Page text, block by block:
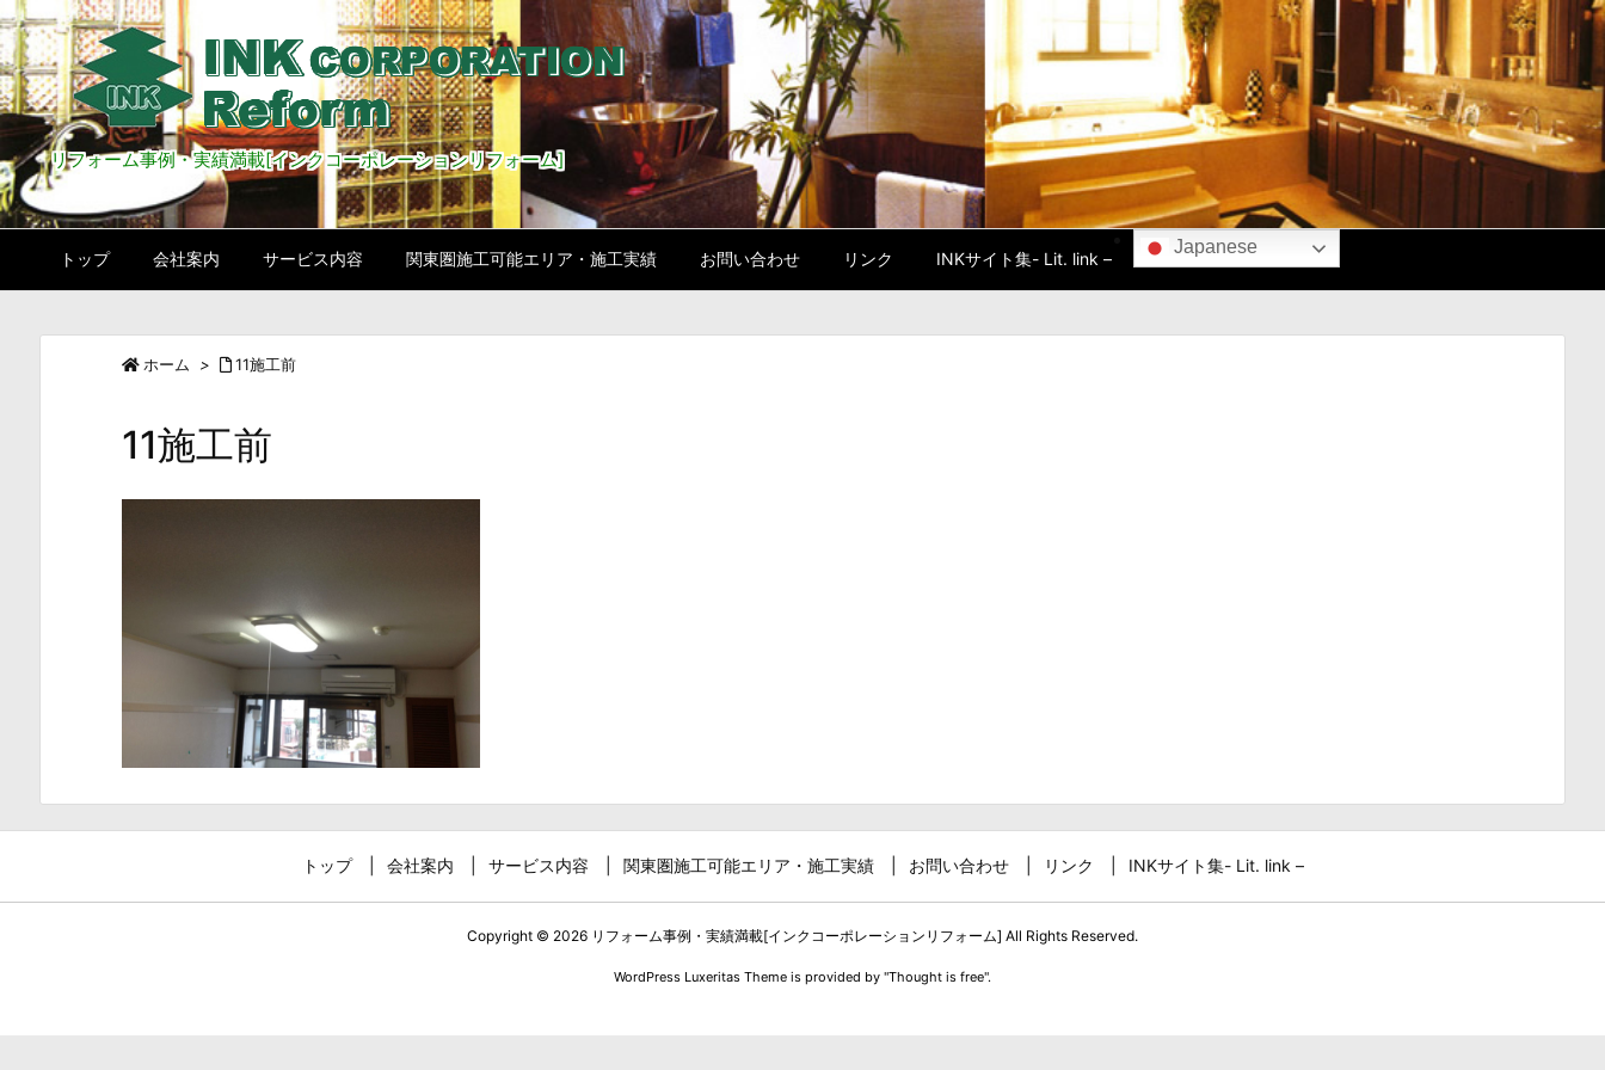
リフォーム事例・実績満載[インクコーポレーションリフォーム]
トップ 会社案内 サービス内容 関東圏施工可能エリア・施工実績 お問い合わせ リンク INKサイト集- Lit. link –
Japanese
ホーム > 11施工前
11施工前
トップ 会社案内 サービス内容 関東圏施工可能エリア・施工実績 お問い合わせ リンク INKサイト集- Lit. link –
Copyright © 2026 リフォーム事例・実績満載[インクコーポレーションリフォーム] All Rights Reserved.
WordPress Luxeritas Theme is provided by "Thought is free".